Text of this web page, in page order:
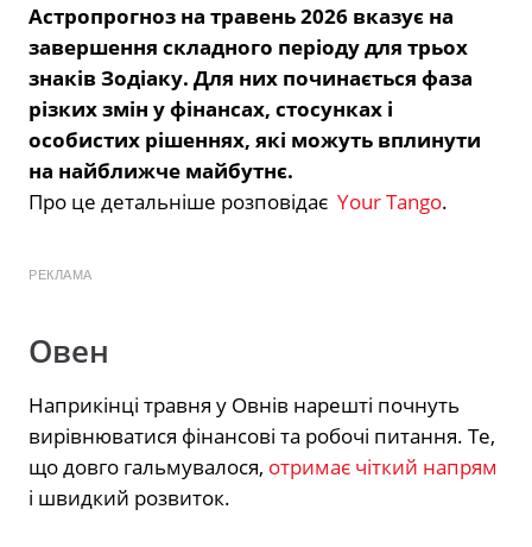
Астропрогноз на травень 2026 вказує на
завершення складного періоду для трьох
знаків Зодіаку. Для них починається фаза
різких змін у фінансах, стосунках і
особистих рішеннях, які можуть вплинути
на найближче майбутнє.
Про це детальніше розповідає Your Tango.
РЕКЛАМА
Овен
Наприкінці травня у Овнів нарешті почнуть
вирівнюватися фінансові та робочі питання. Те,
що довго гальмувалося, отримає чіткий напрям
і швидкий розвиток.